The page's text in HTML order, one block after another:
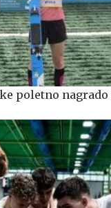
poletno nagrado